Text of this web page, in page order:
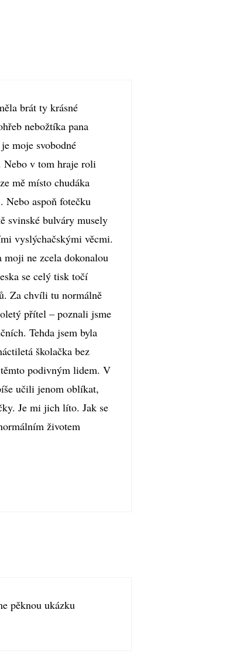
brát ty krásné
nebožtíka pana
moje svobodné
Nebo v tom hraje roli
mě místo chudáka
Nebo aspoň fotečku
svinské bulváry musely
vyslýchačskými věcmi.
ne zcela dokonalou
se celý tisk točí
Za chvíli tu normálně
přítel – poznali jsme
Tehda jsem byla
školačka bez
podivným lidem. V
učili jenom oblíkat,
Je mi jich líto. Jak se
životem
pěknou ukázku